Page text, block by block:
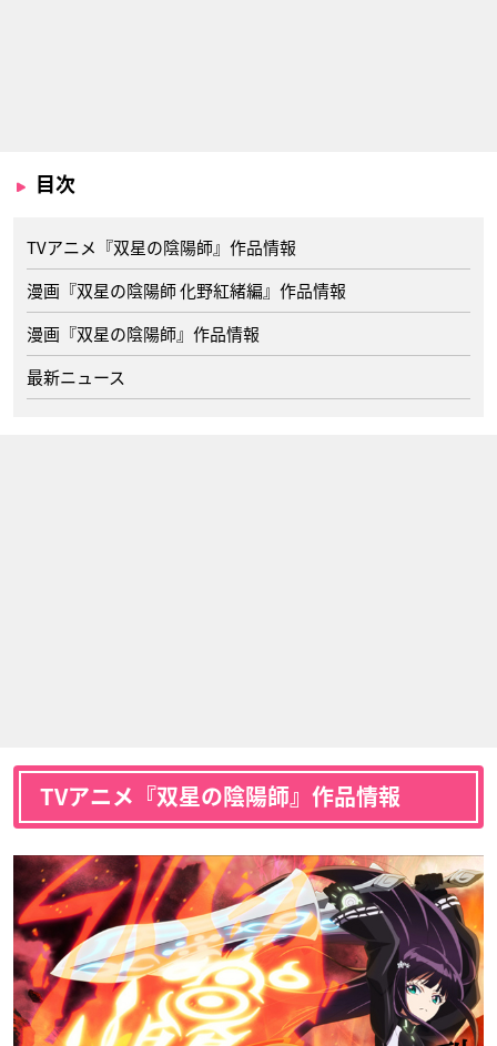
目次
TVアニメ『双星の陰陽師』作品情報
漫画『双星の陰陽師 化野紅緒編』作品情報
漫画『双星の陰陽師』作品情報
最新ニュース
TVアニメ『双星の陰陽師』作品情報